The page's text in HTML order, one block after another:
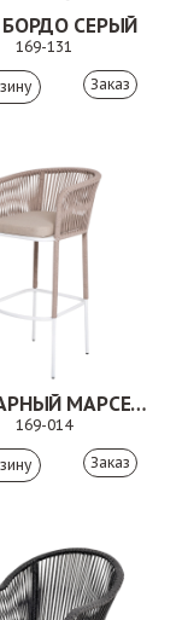
БОРДО СЕРЫЙ
169-131
Заказ
СТУЛ БАРНЫЙ МАРСЕЛЬ БЕЖЕВЫЙ
169-014
Заказ